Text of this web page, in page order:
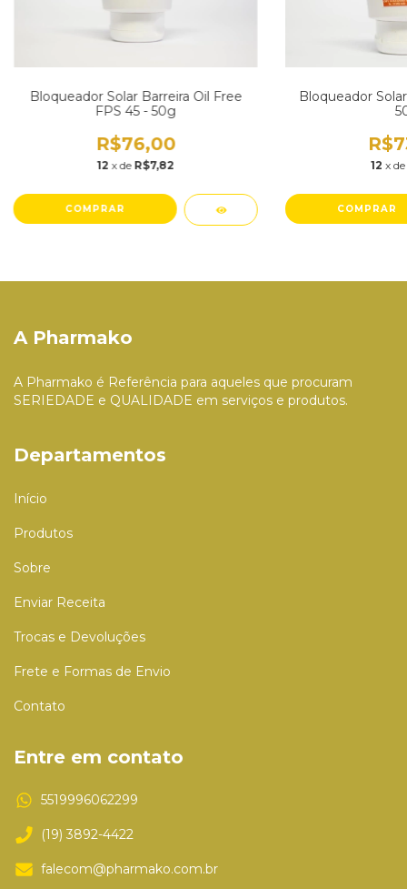
Bloqueador Solar Barreira Oil Free
FPS 45 - 50g
R$76,00
12 x de R$7,82
Bloqueador
12 x de
A Pharmako
A Pharmako é Referência para aqueles que procuram
SERIEDADE e QUALIDADE em serviços e produtos.
Departamentos
Início
Produtos
Sobre
Enviar Receita
Trocas e Devoluções
Frete e Formas de Envio
Contato
Entre em contato
5519996062299
(19) 3892-4422
falecom@pharmako.com.br